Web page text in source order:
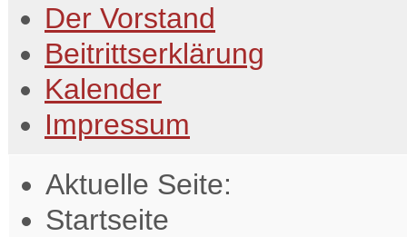
Der Vorstand
Beitrittserklärung
Kalender
Impressum
Aktuelle Seite:
Startseite